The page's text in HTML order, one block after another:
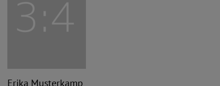
Erika Musterkamp